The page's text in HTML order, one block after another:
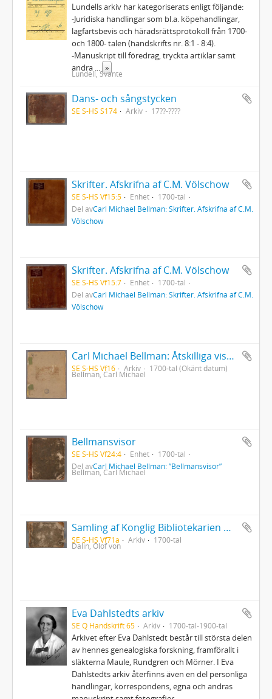
Lundells arkiv har kategoriserats enligt följande:
-Juridiska handlingar som bl.a. köpehandlingar,
lagfartsbevis och häradsrättsprotokoll från 1700-
och 1800- talen (handskrifts nr. 8:1 - 8:4).
-Manuskript till föredrag, tryckta artiklar samt
andra
»
Lundell, Svante
Dans- och sångstycken
SE S-HS S174 Arkiv 17??-????
Skrifter. Afskrifna af C.M. Völschow
SE S-HS Vf15:5 Enhet
1700-tal
Del avCarl Michael Bellman: Skrifter. Afskrifna af C.M.
Völschow
Skrifter. Afskrifna af C.M. Völschow
SE S-HS Vf15:7 Enhet
1700-tal
Del avCarl Michael Bellman: Skrifter. Afskrifna af C.M.
Völschow
Carl Michael Bellman: Åtskilliga visor, samt en del af dess Fredmans epistlar
SE S-HS Vf16 Arkiv 1700-tal (Okänt datum)
Bellman, Carl Michael
Bellmansvisor
SE S-HS Vf24:4 Enhet
1700-tal
Del avCarl Michael Bellman: ”Bellmansvisor”
Bellman, Carl Michael
Samling af Konglig Bibliotekarien Olof Dalins versar
SE S-HS Vf71a Arkiv 1700-tal
Dalin, Olof von
Eva Dahlstedts arkiv
SE Q Handskrift 65 Arkiv 1700-tal-1900-tal
Arkivet efter Eva Dahlstedt består till största delen
av hennes genealogiska forskning, framförallt i
släkterna Maule, Rundgren och Mörner. I Eva
Dahlstedts arkiv återfinns även en del personliga
handlingar, korrespondens, egna och andras